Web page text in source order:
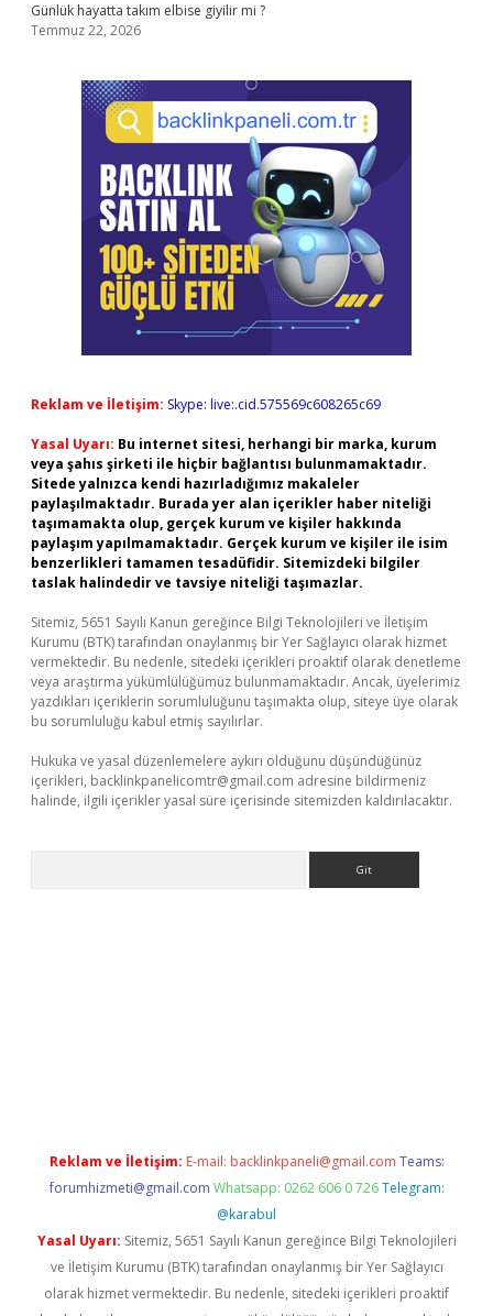
Günlük hayatta takım elbise giyilir mi ?
Temmuz 22, 2026
Reklam ve İletişim: Skype: live:.cid.575569c608265c69
Yasal Uyarı: Bu internet sitesi, herhangi bir marka, kurum
veya şahıs şirketi ile hiçbir bağlantısı bulunmamaktadır.
Sitede yalnızca kendi hazırladığımız makaleler
paylaşılmaktadır. Burada yer alan içerikler haber niteliği
taşımamakta olup, gerçek kurum ve kişiler hakkında
paylaşım yapılmamaktadır. Gerçek kurum ve kişiler ile isim
benzerlikleri tamamen tesadüfidir. Sitemizdeki bilgiler
taslak halindedir ve tavsiye niteliği taşımazlar.
Sitemiz, 5651 Sayılı Kanun gereğince Bilgi Teknolojileri ve İletişim
Kurumu (BTK) tarafından onaylanmış bir Yer Sağlayıcı olarak hizmet
vermektedir. Bu nedenle, sitedeki içerikleri proaktif olarak denetleme
veya araştırma yükümlülüğümüz bulunmamaktadır. Ancak, üyelerimiz
yazdıkları içeriklerin sorumluluğunu taşımakta olup, siteye üye olarak
bu sorumluluğu kabul etmiş sayılırlar.
Hukuka ve yasal düzenlemelere aykırı olduğunu düşündüğünüz
içerikleri, backlinkpanelicomtr@gmail.com adresine bildirmeniz
halinde, ilgili içerikler yasal süre içerisinde sitemizden kaldırılacaktır.
Reklam ve İletişim: E-mail: backlinkpaneli@gmail.com Teams:
forumhizmeti@gmail.com Whatsapp: 0262 606 0 726 Telegram:
@karabul
Yasal Uyarı: Sitemiz, 5651 Sayılı Kanun gereğince Bilgi Teknolojileri
ve İletişim Kurumu (BTK) tarafından onaylanmış bir Yer Sağlayıcı
olarak hizmet vermektedir. Bu nedenle, sitedeki içerikleri proaktif